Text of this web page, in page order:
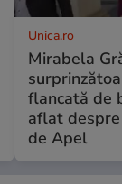
Unica.ro
Mirabela
flancată de
aflat
de Apel